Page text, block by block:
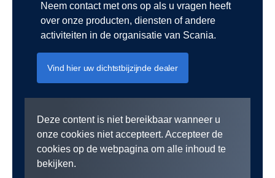
Neem contact met ons op als u vragen heeft
over onze producten, diensten of andere
activiteiten in de organisatie van Scania.
Vind hier uw dichtstbijzijnde dealer
Deze content is niet bereikbaar wanneer u
onze cookies niet accepteert. Accepteer de
cookies op de webpagina om alle inhoud te
bekijken.